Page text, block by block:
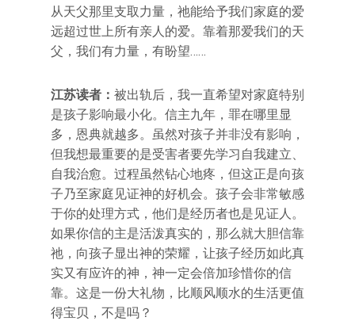
从天父那里支取力量，祂能给予我们家庭的爱
远超过世上所有亲人的爱。靠着那爱我们的天
父，我们有力量，有盼望……
江苏读者： 被出轨后，我一直希望对家庭特别
是孩子影响最小化。信主九年，罪在哪里显
多，恩典就越多。虽然对孩子并非没有影响，
但我想最重要的是受害者要先学习自我建立、
自我治愈。过程虽然钻心地疼，但这正是向孩
子乃至家庭见证神的好机会。孩子会非常敏感
于你的处理方式，他们是经历者也是见证人。
如果你信的主是活泼真实的，那么就大胆信靠
祂，向孩子显出神的荣耀，让孩子经历如此真
实又有应许的神，神一定会倍加珍惜你的信
靠。这是一份大礼物，比顺风顺水的生活更值
得宝贝，不是吗？